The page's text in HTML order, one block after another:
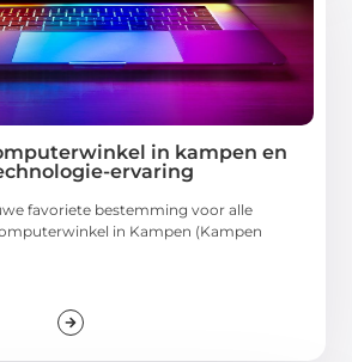
in kampen en
ervaring
favoriete bestemming voor alle
in Kampen (Kampen